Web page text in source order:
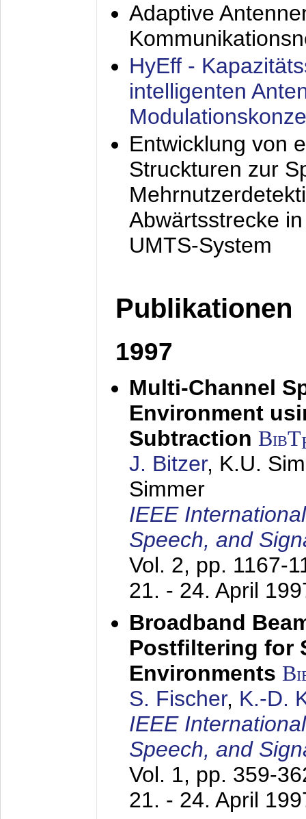
Adaptive
HyEff -
intelligenten
Entwicklung von
Struckturen zur
Abwärtsstrecke
UMTS-System
Publikationen
1997
Multi-Channel
Environment
Subtraction BibT
J. Bitzer, K.U.
Simmer
IEEE
Speech, and
Vol. 2, pp. 1167-
21. - 24. April
Broadband
Postfiltering for
Environments
S. Fischer, K.-D.
IEEE
Speech, and
Vol. 1, pp. 359-
21. - 24. April